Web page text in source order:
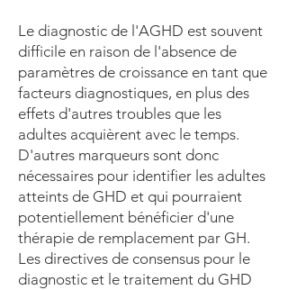
Le diagnostic de l'AGHD est souvent
difficile en raison de l'absence de
paramètres de croissance en tant que
facteurs diagnostiques, en plus des
effets d'autres troubles que les
adultes acquièrent avec le temps.
D'autres marqueurs sont donc
nécessaires pour identifier les adultes
atteints de GHD et qui pourraient
potentiellement bénéficier d'une
thérapie de remplacement par GH.
Les directives de consensus pour le
diagnostic et le traitement du GHD